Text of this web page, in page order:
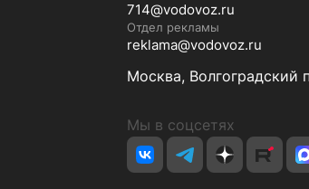
714@vodovoz.ru
Отдел рекламы
reklama@vodovoz.ru
Москва, Волгоградский
Мы в соцсетях